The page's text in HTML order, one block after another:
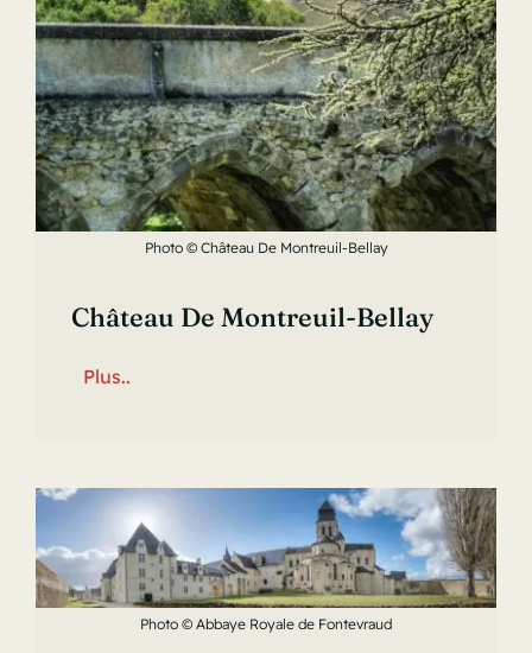
Photo © Château De Montreuil-Bellay
Château De Montreuil-Bellay
Plus..
Photo © Abbaye Royale de Fontevraud